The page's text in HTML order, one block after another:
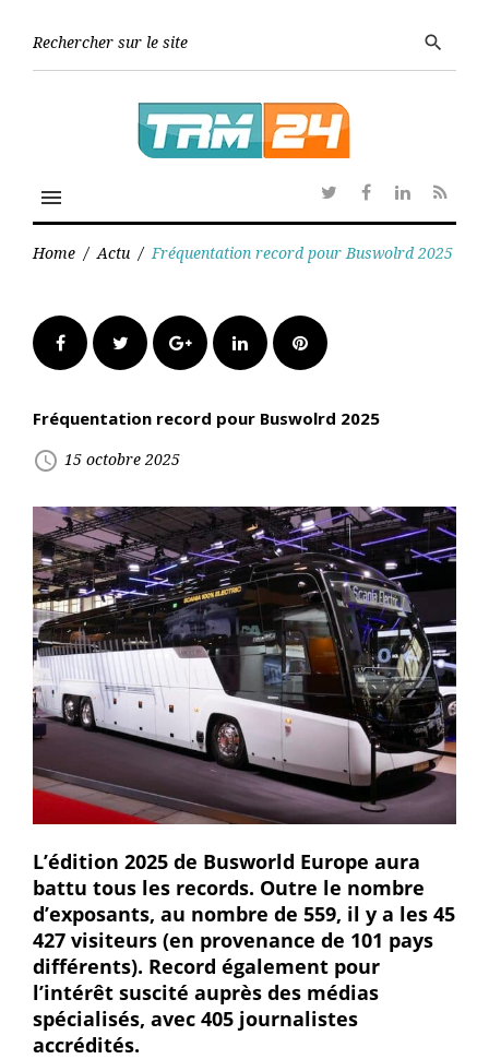
search
menu
TwitterFacebook
Linkedin
RSS
Home / Actu / Fréquentation record pour Buswolrd 2025
FacebookTwitter Google+LinkedInPinterest
Fréquentation record pour Buswolrd 2025
access_time 15 octobre 2025
L’édition 2025 de Busworld Europe aura
battu tous les records. Outre le nombre
d’exposants, au nombre de 559, il y a les 45
427 visiteurs (en provenance de 101 pays
différents). Record également pour
l’intérêt suscité auprès des médias
spécialisés, avec 405 journalistes
accrédités.